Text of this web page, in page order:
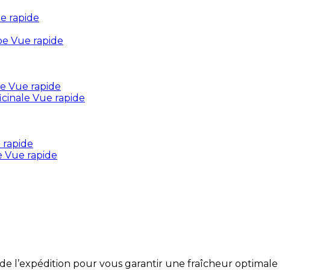
rapide
Vue rapide
Vue rapide
Vue rapide
rapide
Vue rapide
l’expédition pour vous garantir une fraîcheur optimale